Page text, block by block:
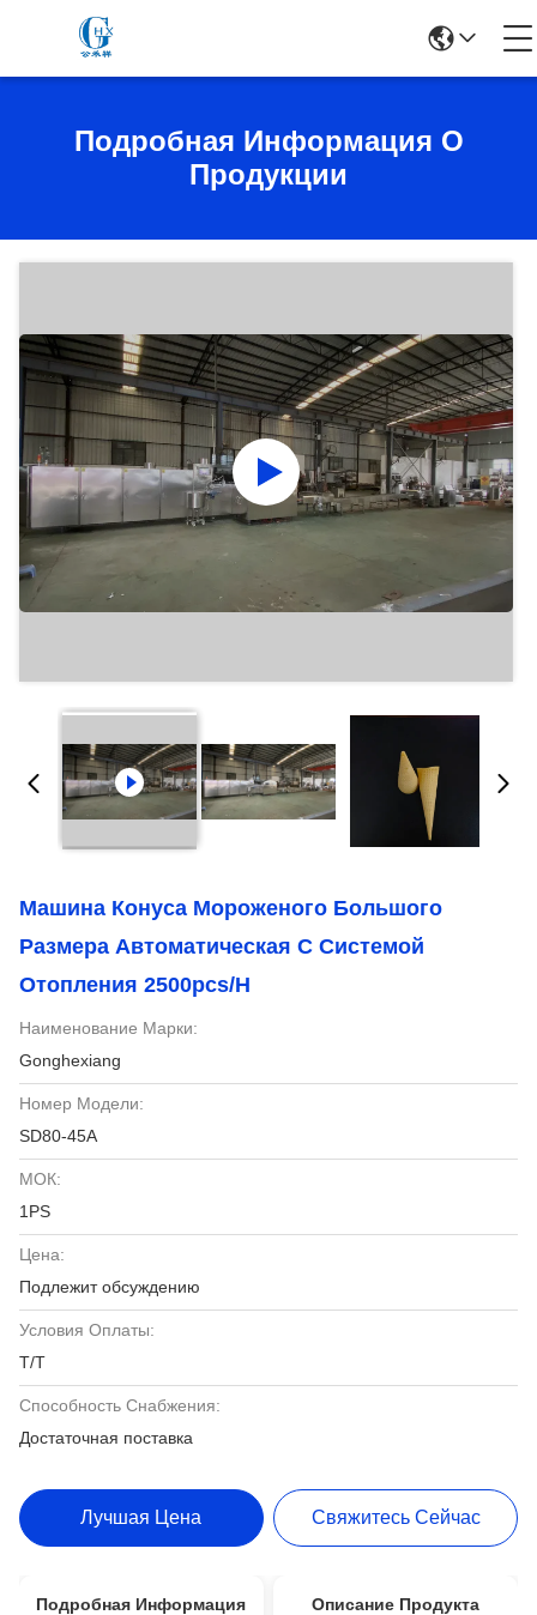
Подробная Информация О
Продукции
Машина Конуса Мороженого Большого
Размера Автоматическая С Системой
Отопления 2500pcs/h
Наименование Марки:
Gonghexiang
Номер Модели:
SD80-45A
МОК:
1PS
Цена:
Подлежит обсуждению
Условия Оплаты:
T/T
Способность Снабжения:
Достаточная поставка
Лучшая Цена Свяжитесь Сейчас
Подробная Информация Описание Продукта